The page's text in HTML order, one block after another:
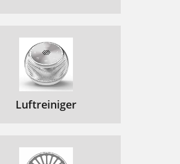
Luftreiniger